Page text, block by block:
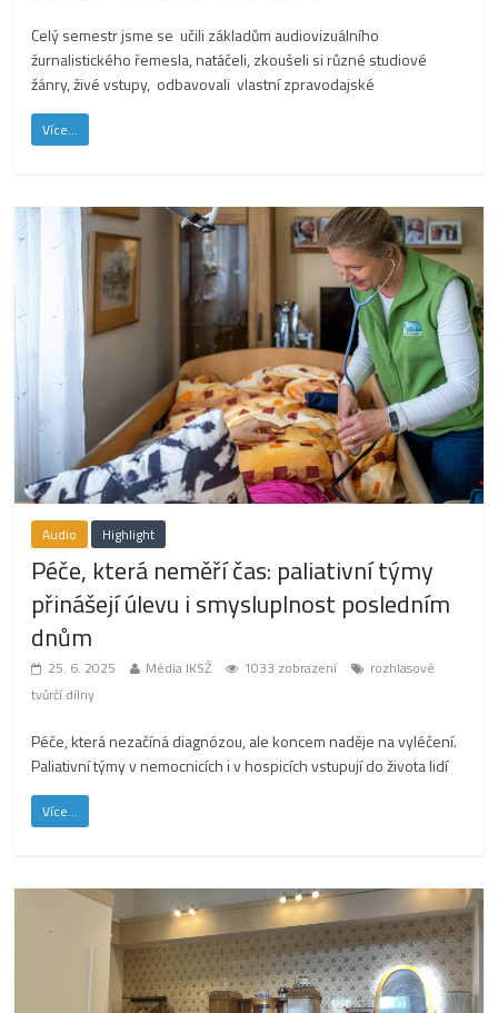
Celý semestr jsme se učili základům audiovizuálního
žurnalistického řemesla, natáčeli, zkoušeli si různé studiové
žánry, živé vstupy, odbavovali vlastní zpravodajské
Více...
Audio Highlight
Péče, která neměří čas: paliativní týmy
přinášejí úlevu i smysluplnost posledním
dnům
25. 6. 2025 Média IKSŽ 1033 zobrazení
rozhlasové
tvůrčí dílny
Péče, která nezačíná diagnózou, ale koncem naděje na vyléčení.
Paliativní týmy v nemocnicích i v hospicích vstupují do života lidí
Více...